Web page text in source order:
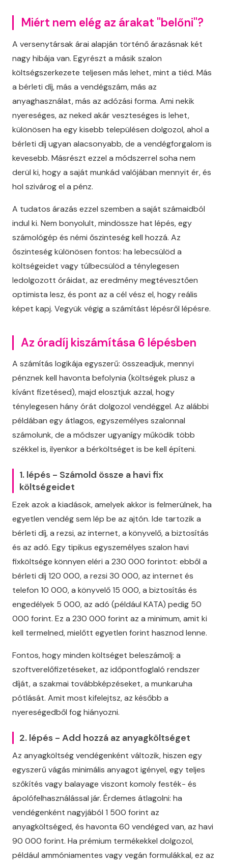
Miért nem elég az árakat "belőni"?
A versenytársak árai alapján történő árazásnak két
nagy hibája van. Egyrészt a másik szalon
költségszerkezete teljesen más lehet, mint a tiéd. Más
a bérleti díj, más a vendégszám, más az
anyaghasználat, más az adózási forma. Ami nekik
nyereséges, az neked akár veszteséges is lehet,
különösen ha egy kisebb településen dolgozol, ahol a
bérleti díj ugyan alacsonyabb, de a vendégforgalom is
kevesebb. Másrészt ezzel a módszerrel soha nem
derül ki, hogy a saját munkád valójában mennyit ér, és
hol szivárog el a pénz.
A tudatos árazás ezzel szemben a saját számaidból
indul ki. Nem bonyolult, mindössze hat lépés, egy
számológép és némi őszinteség kell hozzá. Az
őszinteség különösen fontos: ha lebecsülöd a
költségeidet vagy túlbecsülöd a ténylegesen
ledolgozott óráidat, az eredmény megtévesztően
optimista lesz, és pont az a cél vész el, hogy reális
képet kapj. Vegyük végig a számítást lépésről lépésre.
Az óradíj kiszámítása 6 lépésben
A számítás logikája egyszerű: összeadjuk, mennyi
pénznek kell havonta befolynia (költségek plusz a
kívánt fizetésed), majd elosztjuk azzal, hogy
ténylegesen hány órát dolgozol vendéggel. Az alábbi
példában egy átlagos, egyszemélyes szalonnal
számolunk, de a módszer ugyanígy működik több
székkel is, ilyenkor a bérköltséget is be kell építeni.
1. lépés - Számold össze a havi fix
költségeidet
Ezek azok a kiadások, amelyek akkor is felmerülnek, ha
egyetlen vendég sem lép be az ajtón. Ide tartozik a
bérleti díj, a rezsi, az internet, a könyvelő, a biztosítás
és az adó. Egy tipikus egyszemélyes szalon havi
fixköltsége könnyen eléri a 230 000 forintot: ebből a
bérleti díj 120 000, a rezsi 30 000, az internet és
telefon 10 000, a könyvelő 15 000, a biztosítás és
engedélyek 5 000, az adó (például KATA) pedig 50
000 forint. Ez a 230 000 forint az a minimum, amit ki
kell termelned, mielőtt egyetlen forint hasznod lenne.
Fontos, hogy minden költséget beleszámolj: a
szoftverelőfizetéseket, az időpontfoglaló rendszer
díját, a szakmai továbbképzéseket, a munkaruha
pótlását. Amit most kifelejtsz, az később a
nyereségedből fog hiányozni.
2. lépés - Add hozzá az anyagköltséget
Az anyagköltség vendégenként változik, hiszen egy
egyszerű vágás minimális anyagot igényel, egy teljes
szőkítés vagy balayage viszont komoly festék- és
ápolófelhasználással jár. Érdemes átlagolni: ha
vendégenként nagyjából 1 500 forint az
anyagköltséged, és havonta 60 vendéged van, az havi
90 000 forint. Ha prémium termékekkel dolgozol,
például ammóniamentes vagy vegán formulákkal, ez az